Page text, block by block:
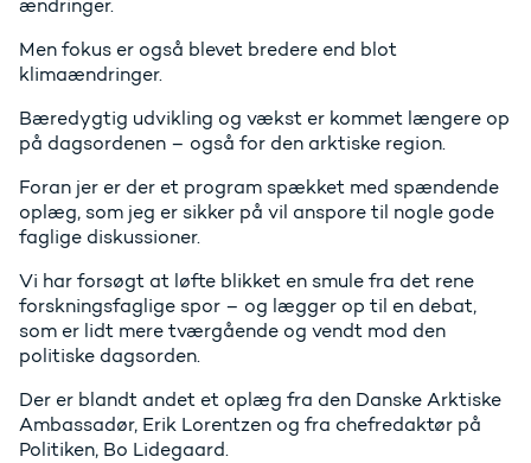
ændringer.
Men fokus er også blevet bredere end blot
klimaændringer.
Bæredygtig udvikling og vækst er kommet længere op
på dagsordenen – også for den arktiske region.
Foran jer er der et program spækket med spændende
oplæg, som jeg er sikker på vil anspore til nogle gode
faglige diskussioner.
Vi har forsøgt at løfte blikket en smule fra det rene
forskningsfaglige spor – og lægger op til en debat,
som er lidt mere tværgående og vendt mod den
politiske dagsorden.
Der er blandt andet et oplæg fra den Danske Arktiske
Ambassadør, Erik Lorentzen og fra chefredaktør på
Politiken, Bo Lidegaard.